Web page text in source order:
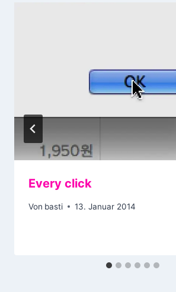
Every click
Von basti 13. Januar 2014